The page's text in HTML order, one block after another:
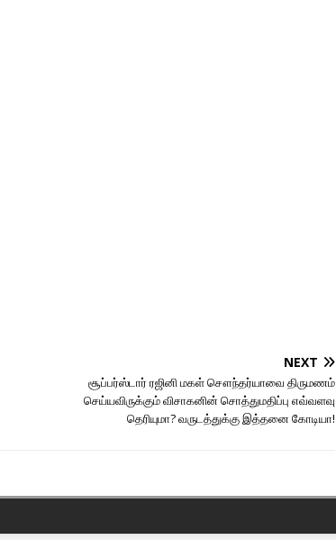
NEXT
சூப்பர்ஸ்டார் ரஜினி மகள் சௌந்தர்யாவை திருமணம்
செய்யவிருக்கும் விசாகனின் சொத்துமதிப்பு எவ்வளவு
தெரியுமா? வருடத்துக்கு இத்தனை கோடியா!